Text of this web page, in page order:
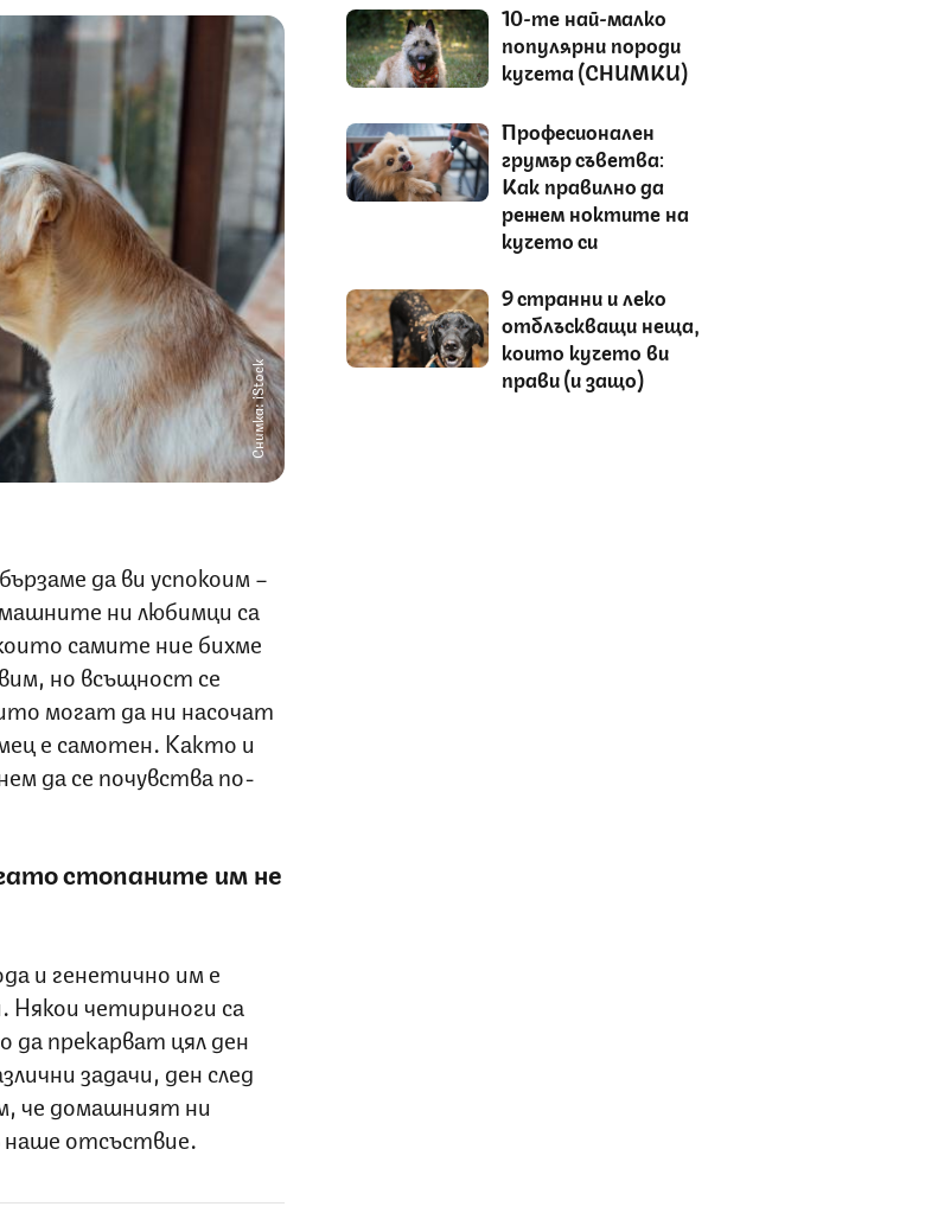
Снимка: iStock
да ви успокоим –
ни любимци са
самите ние бихме
но всъщност се
могат да ни насочат
е самотен. Както и
да се почувства по-
стопаните им не
и генетично им е
четириноги са
прекарват цял ден
задачи, ден след
че домашният ни
наше отсъствие.
10-те най-малко
популярни породи
кучета (СНИМКИ)
Професионален
грумър съветва:
Как правилно да
режем ноктите на
кучето си
9 странни и леко
отблъскващи неща,
които кучето ви
прави (и защо)